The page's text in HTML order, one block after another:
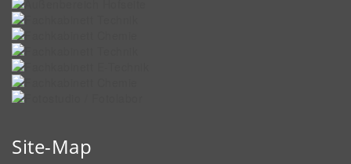
Site-Map